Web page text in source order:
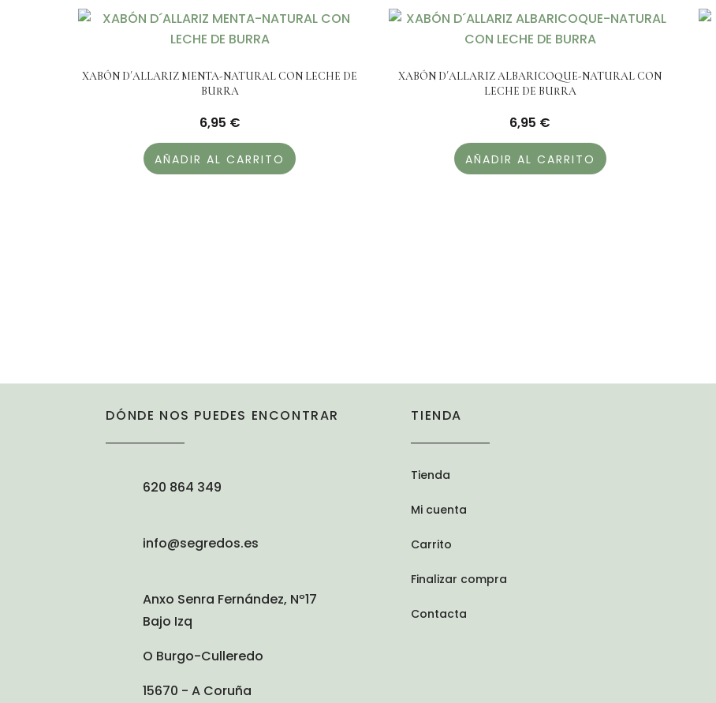
XABÓN D´ALLARIZ MENTA-NATURAL CON LECHE DE
BURRA
6,95 €
AÑADIR AL CARRITO
XABÓN D´ALLARIZ ALBARICOQUE-NATURAL CON
LECHE DE BURRA
6,95 €
AÑADIR AL CARRITO
DÓNDE NOS PUEDES ENCONTRAR
620 864 349
info@segredos.es
Anxo Senra Fernández, Nº17
Bajo Izq
O Burgo-Culleredo
15670 - A Coruña
TIENDA
Tienda
Mi cuenta
Carrito
Finalizar compra
Contacta